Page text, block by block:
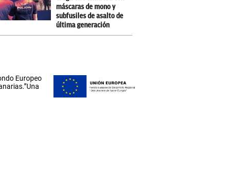
máscaras de mono y
subfusiles de asalto de
última generación
Europeo